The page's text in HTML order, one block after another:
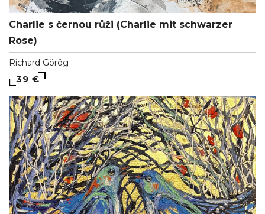
Charlie s černou růži (Charlie mit schwarzer
Rose)
Richard Görög
39 €